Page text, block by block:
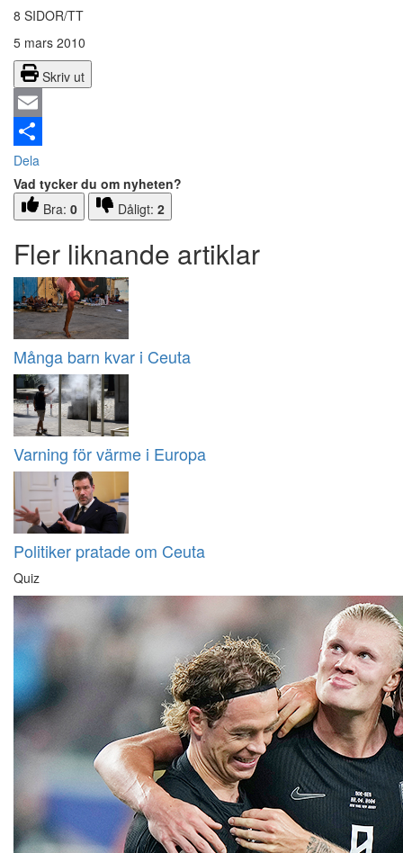
8 SIDOR/TT
5 mars 2010
Skriv ut
Email
Dela
Vad tycker du om nyheten?
Bra: 0 Dåligt: 2
Fler liknande artiklar
Många barn kvar i Ceuta
Varning för värme i Europa
Politiker pratade om Ceuta
Quiz